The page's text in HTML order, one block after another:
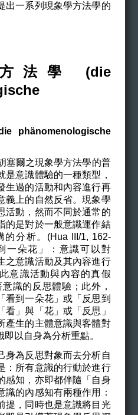
出一系列現象學方法學的
法學 (die
phänomenologische
塞爾之現象學方法學的普
意識體驗的一種類型，
生過的活動和內容進行再
義上的自然反省。現象學
活動，然而不同於通常的
的是對於一般意識運作結
分析。(Hua III/1, 162-
一朵花」：意識可以對
之意識活動及其內容進行
意識活動與內容的真假
識的反思體驗；此外，
看到一朵花」或「反思到
看」與「花」或「反思」
產生的主體意識與客體對
以自身為分析重點。
身為反思對象而去分析自
：所有意識的行動於進行
感知，亦即都伴隨「自身
的內感知有兩種作用：
提，同時也是意識將目光